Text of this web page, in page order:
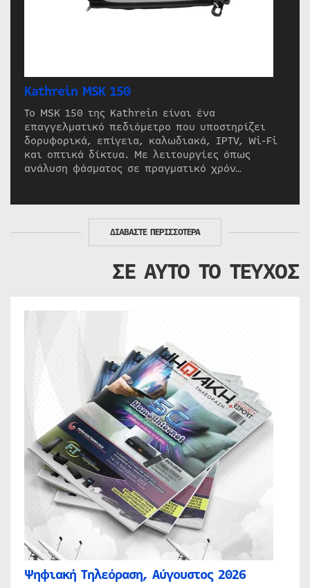
Kathrein MSK 150
Το MSK 150 της Kathrein είναι ένα
επαγγελματικό πεδιόμετρο που υποστηρίζει
δορυφορικά, επίγεια, καλωδιακά, IPTV, Wi-Fi
και οπτικά δίκτυα. Με λειτουργίες όπως
ανάλυση φάσματος σε πραγματικό χρόν…
ΔΙΑΒΑΣΤΕ ΠΕΡΙΣΣΟΤΕΡΑ
ΣΕ ΑΥΤΟ ΤΟ ΤΕΥΧΟΣ
Ψηφιακή Τηλεόραση, Αύγουστος 2026